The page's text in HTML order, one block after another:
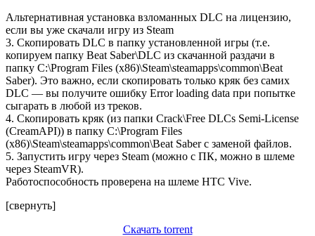
Альтернативная установка взломанных DLC на лицензию,
если вы уже скачали игру из Steam
3. Скопировать DLC в папку установленной игры (т.е.
копируем папку Beat Saber\DLC из скачанной раздачи в
папку C:\Program Files (x86)\Steam\steamapps\common\Beat
Saber). Это важно, если скопировать только кряк без самих
DLC — вы получите ошибку Error loading data при попытке
сыгарать в любой из треков.
4. Скопировать кряк (из папки Crack\Free DLCs Semi-License
(CreamAPI)) в папку C:\Program Files
(x86)\Steam\steamapps\common\Beat Saber с заменой файлов.
5. Запустить игру через Steam (можно с ПК, можно в шлеме
через SteamVR).
Работоспособность проверена на шлеме HTC Vive.
[свернуть]
Скачать torrent